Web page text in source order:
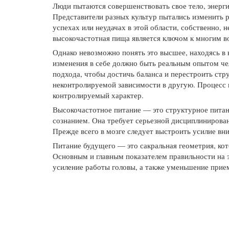
Люди пытаются совершенствовать свое тело,
Представители разных культур пытались
успехах или неудачах в этой области,
высокочастотная пища является ключом к многим
Однако невозможно понять это высшее,
изменения в себе должно быть реальным опытом
подхода, чтобы достичь баланса и перестроить
неконтролируемой зависимости в другую.
контролируемый характер.
Высокочастотное питание — это структурное
сознанием. Она требует серьезной
Прежде всего в мозге следует выстроить усилие
Питание будущего — это сакральная геометрия,
Основным и главным показателем правильности
усиление работы головы, а также уменьшение